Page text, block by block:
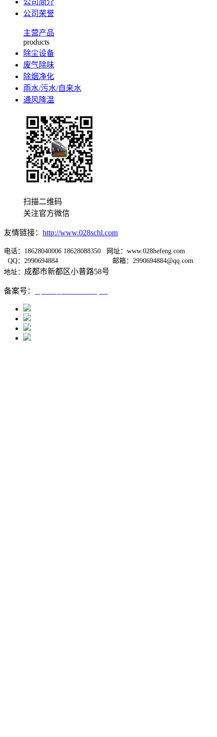
公司简介
公司荣誉
主营产品
products
除尘设备
废气除味
除烟净化
雨水/污水/自来水
通风降温
扫描二维码
关注官方微信
友情链接： http://www.028schl.com
电话：18628040006 18628088350 网址：www.028hefeng.com
QQ：2990694884
邮箱：2990694884@qq.com
地址： 成都市新都区小普路58号
备案号：